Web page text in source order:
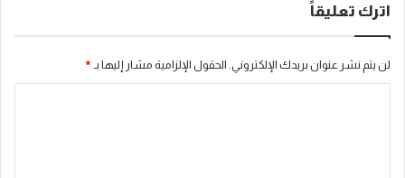
اترك تعليقاً
لن يتم نشر عنوان بريدك الإلكتروني. الحقول الإلزامية مشار إليها بـ *